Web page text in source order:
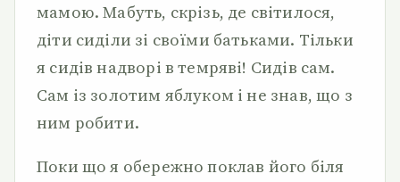
мамою. Мабуть, скрізь, де світилося,
діти сиділи зі своїми батьками. Тільки
я сидів надворі в темряві! Сидів сам.
Сам із золотим яблуком і не знав, що з
ним робити.
Поки що я обережно поклав його біля